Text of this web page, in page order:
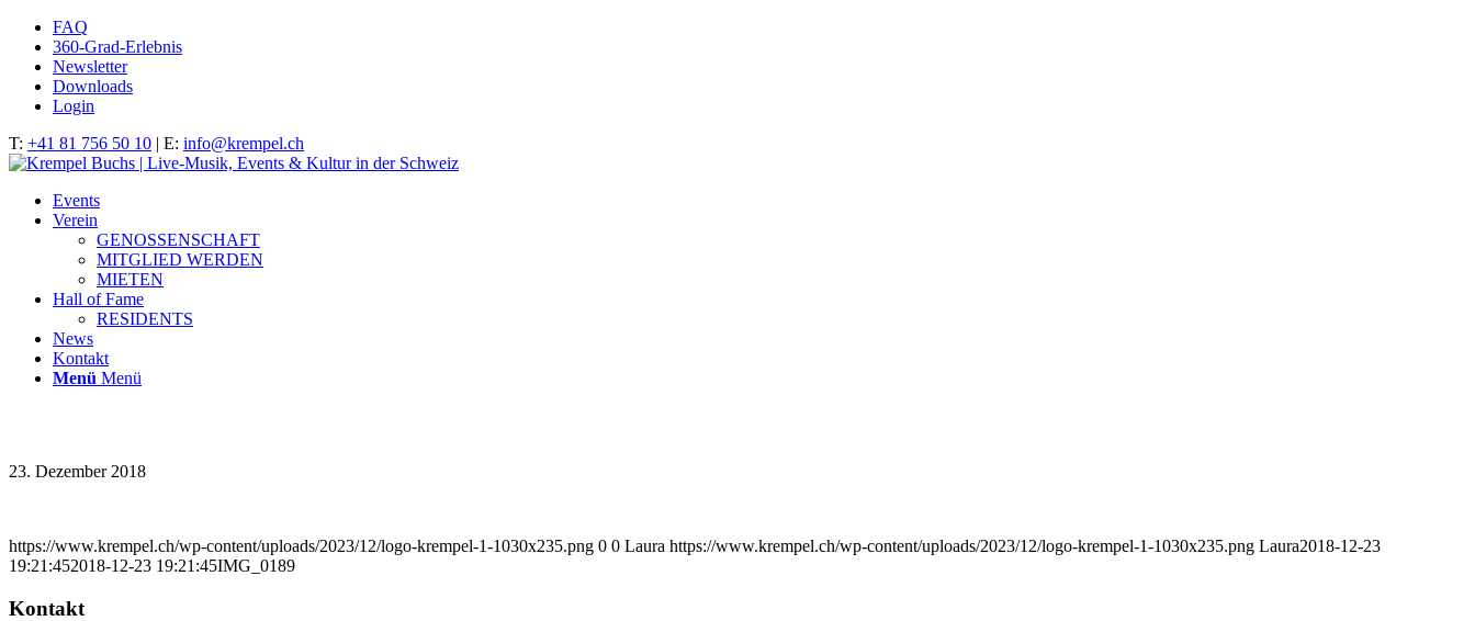
FAQ
360-Grad-Erlebnis
Newsletter
Downloads
Login
T: +41 81 756 50 10 | E: info@krempel.ch
Events
Verein
GENOSSENSCHAFT
MITGLIED WERDEN
MIETEN
Hall of Fame
RESIDENTS
News
Kontakt
Menü Menü
23. Dezember 2018
https://www.krempel.ch/wp-content/uploads/2023/12/logo-krempel-1-1030x235.png 0 0 Laura https://www.krempel.ch/wp-content/uploads/2023/12/logo-krempel-1-1030x235.png Laura2018-12-23
19:21:452018-12-23 19:21:45IMG_0189
Kontakt